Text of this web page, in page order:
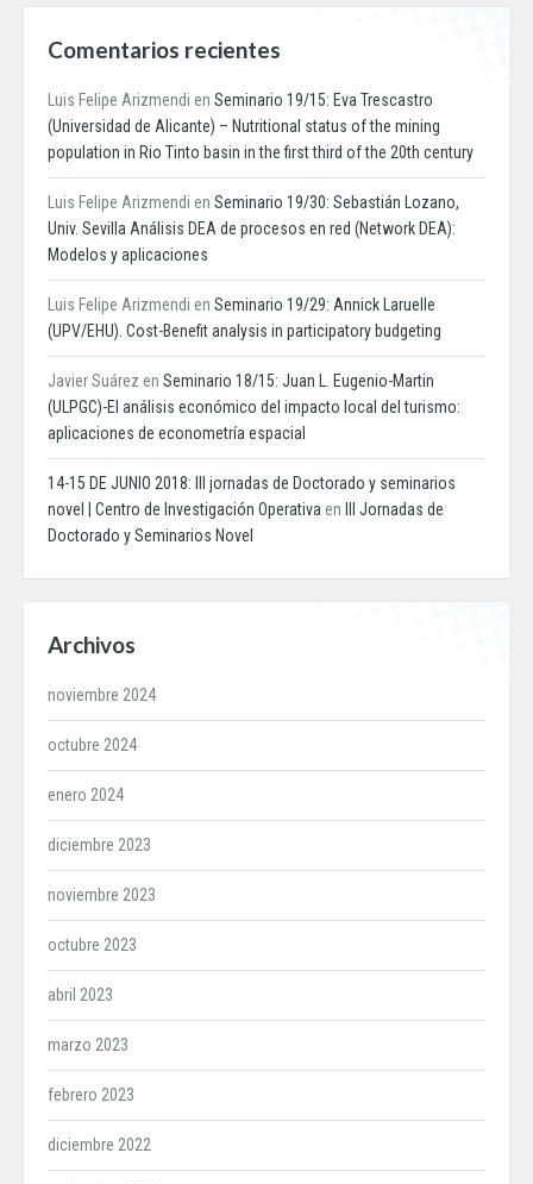
Comentarios recientes
Luis Felipe Arizmendi en Seminario 19/15: Eva Trescastro
(Universidad de Alicante) – Nutritional status of the mining
population in Rio Tinto basin in the first third of the 20th century
Luis Felipe Arizmendi en Seminario 19/30: Sebastián Lozano,
Univ. Sevilla Análisis DEA de procesos en red (Network DEA):
Modelos y aplicaciones
Luis Felipe Arizmendi en Seminario 19/29: Annick Laruelle
(UPV/EHU). Cost-Benefit analysis in participatory budgeting
Javier Suárez en Seminario 18/15: Juan L. Eugenio-Martin
(ULPGC)-El análisis económico del impacto local del turismo:
aplicaciones de econometría espacial
14-15 DE JUNIO 2018: III jornadas de Doctorado y seminarios
novel | Centro de Investigación Operativa en
III Jornadas de
Doctorado y Seminarios Novel
Archivos
noviembre 2024
octubre 2024
enero 2024
diciembre 2023
noviembre 2023
octubre 2023
abril 2023
marzo 2023
febrero 2023
diciembre 2022